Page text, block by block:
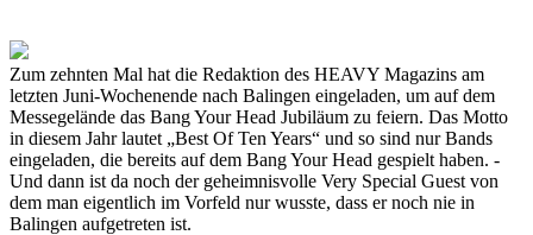
Zum zehnten Mal hat die Redaktion des HEAVY Magazins am
letzten Juni-Wochenende nach Balingen eingeladen, um auf dem
Messegelände das Bang Your Head Jubiläum zu feiern. Das Motto
in diesem Jahr lautet „Best Of Ten Years“ und so sind nur Bands
eingeladen, die bereits auf dem Bang Your Head gespielt haben. -
Und dann ist da noch der geheimnisvolle Very Special Guest von
dem man eigentlich im Vorfeld nur wusste, dass er noch nie in
Balingen aufgetreten ist.